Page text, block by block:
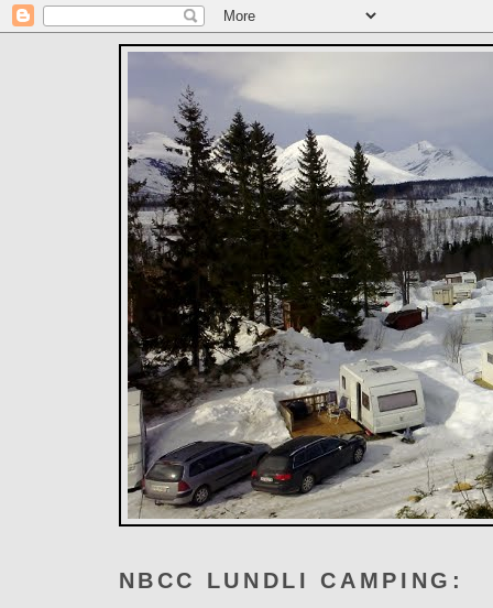
NBCC LUNDLI CAMPING: